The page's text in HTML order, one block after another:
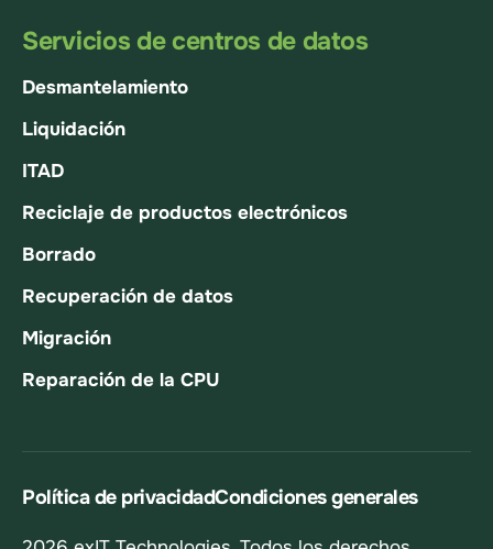
Servicios de centros de datos
Desmantelamiento
Liquidación
ITAD
Reciclaje de productos electrónicos
Borrado
Recuperación de datos
Migración
Reparación de la CPU
Política de privacidadCondiciones generales